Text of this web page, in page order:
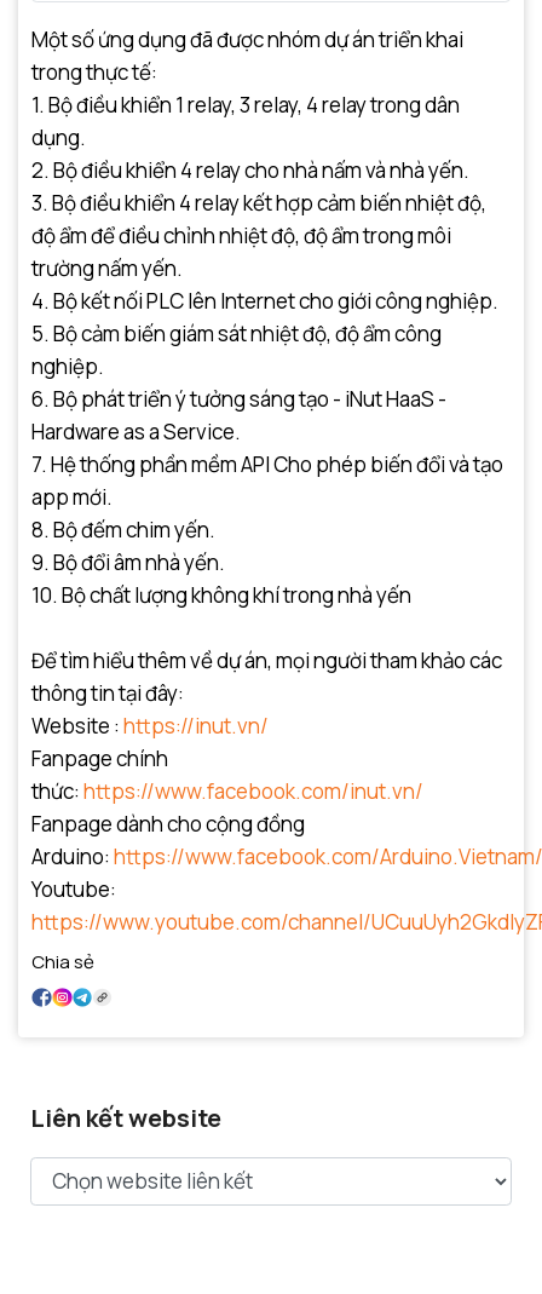
Một số ứng dụng đã được nhóm dự án triển khai
trong thực tế:
1. Bộ điều khiển 1 relay, 3 relay, 4 relay trong dân
dụng.
2. Bộ điều khiển 4 relay cho nhà nấm và nhà yến.
3. Bộ điều khiển 4 relay kết hợp cảm biến nhiệt độ,
độ ẩm để điều chỉnh nhiệt độ, độ ẩm trong môi
trường nấm yến.
4. Bộ kết nối PLC lên Internet cho giới công nghiệp.
5. Bộ cảm biến giám sát nhiệt độ, độ ẩm công
nghiệp.
6. Bộ phát triển ý tưởng sáng tạo - iNut HaaS -
Hardware as a Service.
7. Hệ thống phần mềm API Cho phép biến đổi và tạo
app mới.
8. Bộ đếm chim yến.
9. Bộ đổi âm nhà yến.
10. Bộ chất lượng không khí trong nhà yến
Để tìm hiểu thêm về dự án, mọi người tham khảo các
thông tin tại đây:
Website : https://inut.vn/
Fanpage chính
thức: https://www.facebook.com/inut.vn/
Fanpage dành cho cộng đồng
Arduino: https://www.facebook.com/Arduino.Vietnam/
Youtube:
https://www.youtube.com/channel/
Chia sẻ
Liên kết website